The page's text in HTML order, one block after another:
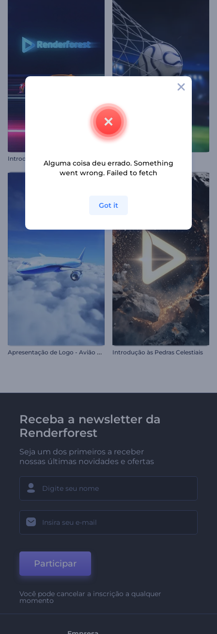
Intro de Partida de Futebol
A
presentação de Logo - Avião Realista Introdução às Pedras Celestiais
Receba a newsletter da
Renderforest
Seja um dos primeiros a receber
nossas últimas novidades e ofertas
Participar
Você pode cancelar a inscrição a qualquer
momento
Alguma coisa deu errado. Something
went wrong. Failed to fetch
Got it